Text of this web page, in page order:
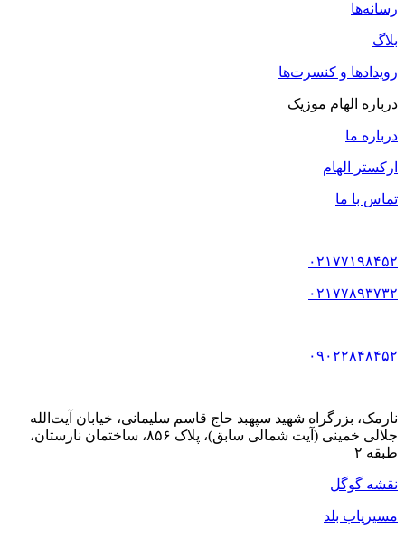
رسانه‌ها
بلاگ
رویدادها و کنسرت‌ها
درباره الهام موزیک
درباره ما
ارکستر الهام
تماس با ما
۰۲۱۷۷۱۹۸۴۵۲
۰۲۱۷۷۸۹۳۷۳۲
۰۹۰۲۲۸۴۸۴۵۲
نارمک، بزرگراه شهید سپهبد حاج قاسم سلیمانی، خیابان آیت‌الله
جلالی خمینی (آیت شمالی سابق)، پلاک ۸۵۶، ساختمان نارستان،
طبقه ۲
نقشه گوگل
مسیریاب بلد